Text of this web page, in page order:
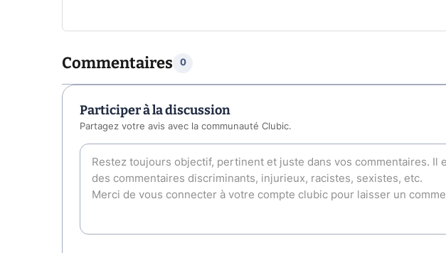
Commentaires 0
Participer à la discussion
Partagez votre avis avec la communauté Clubic.